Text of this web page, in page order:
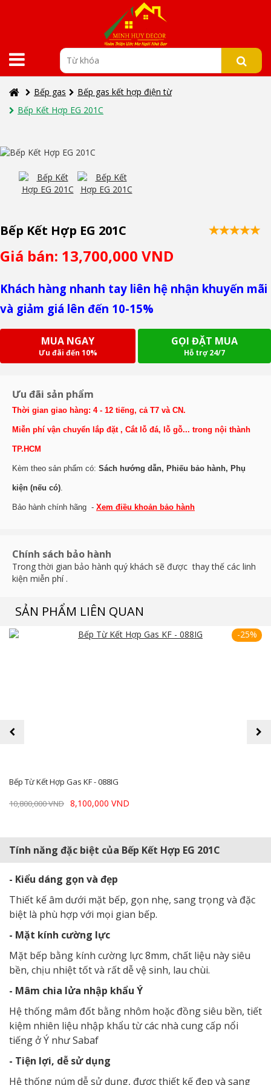
Bếp gas
Bếp gas kết hợp điện từ
Bếp Kết Hợp EG 201C
Bếp Kết Hợp EG 201C
Giá bán: 13,700,000 VND
Khách hàng nhanh tay liên hệ nhận khuyến mãi
và giảm giá lên đến 10-15%
MUA NGAY
Ưu đãi đến 10%
GỌI ĐẶT MUA
Hỗ trợ 24/7
Ưu đãi sản phẩm
Thời gian giao hàng: 4 - 12 tiếng, cả T7 và CN.
Miễn phí vận chuyển lắp đặt , Cắt lỗ đá, lỗ gỗ... trong nội thành
TP.HCM
Kèm theo sản phẩm có: Sách hướng dẫn, Phiếu bảo hành, Phụ
kiện (nếu có).
Bảo hành chính hãng - Xem điều khoản bảo hành
Chính sách bảo hành
Trong thời gian bảo hành quý khách sẽ được thay thế các linh
kiện miễn phí .
SẢN PHẨM LIÊN QUAN
-25%
Bếp Từ Kết Hợp Gas KF - 088IG
10,800,000 VND 8,100,000 VND
prev next
Tính năng đặc biệt của Bếp Kết Hợp EG 201C
- Kiểu dáng gọn và đẹp
Thiết kế âm dưới mặt bếp, gọn nhẹ, sang trọng và đặc
biệt là phù hợp với mọi gian bếp.
- Mặt kính cường lực
Mặt bếp bằng kính cường lực 8mm, chất liệu này siêu
bền, chịu nhiệt tốt và rất dễ vệ sinh, lau chùi.
- Mâm chia lửa nhập khẩu Ý
Hệ thống mâm đốt bằng nhôm hoặc đồng siêu bền, tiết
kiệm nhiên liệu nhập khẩu từ các nhà cung cấp nổi
tiếng ở Ý như Sabaf
- Tiện lợi, dễ sử dụng
Hệ thống núm dễ sử dụng, được thiết kế đẹp và sang